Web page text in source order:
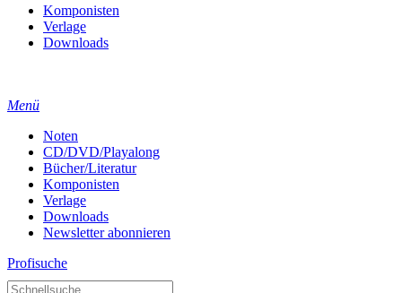
Komponisten
Verlage
Downloads
Menü
Noten
CD/DVD/Playalong
Bücher/Literatur
Komponisten
Verlage
Downloads
Newsletter abonnieren
Profisuche